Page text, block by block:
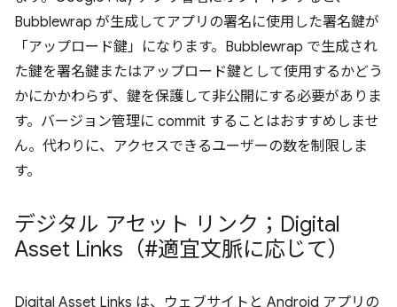
Bubblewrap が生成してアプリの署名に使用した署名鍵が
「アップロード鍵」になります。Bubblewrap で生成され
た鍵を署名鍵またはアップロード鍵として使用するかどう
かにかかわらず、鍵を保護して非公開にする必要がありま
す。バージョン管理に commit することはおすすめしませ
ん。代わりに、アクセスできるユーザーの数を制限しま
す。
デジタル アセット リンク；Digital
Asset Links（#適宜文脈に応じて）
Digital Asset Links は、ウェブサイトと Android アプリの